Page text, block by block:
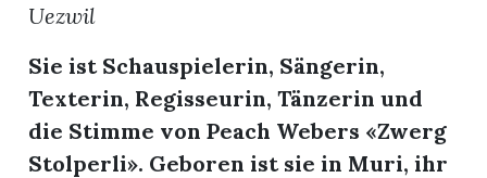
Uezwil
Sie ist Schauspielerin, Sängerin,
Texterin, Regisseurin, Tänzerin und
die Stimme von Peach Webers «Zwerg
Stolperli». Geboren ist sie in Muri, ihr